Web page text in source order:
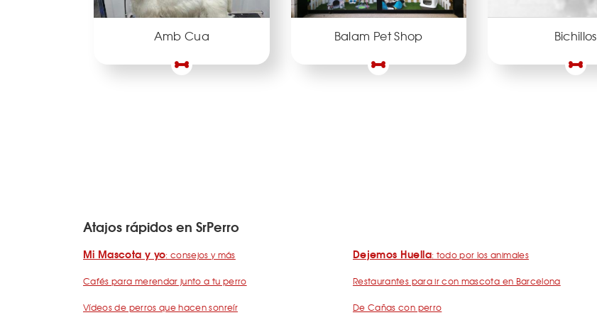
Amb Cua Balam Pet Shop Bichillos
Atajos rápidos en SrPerro
Mi Mascota y yo: consejos y más
Cafés para merendar junto a tu perro
Vídeos de perros que hacen sonreír
Dejemos Huella: todo por los animales
Restaurantes para ir con mascota en Barcelona
De Cañas con perro